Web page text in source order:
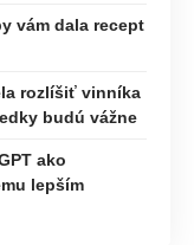
vám dala recept
rozlíšiť vinníka
budú vážne
ako
lepším